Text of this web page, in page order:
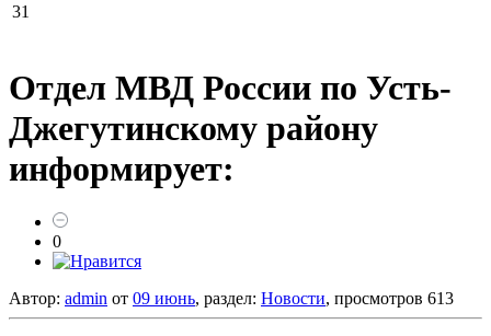
31
Отдел МВД России по Усть-
Джегутинскому району
информирует:
0
Автор: admin от 09 июнь, раздел: Новости, просмотров 613